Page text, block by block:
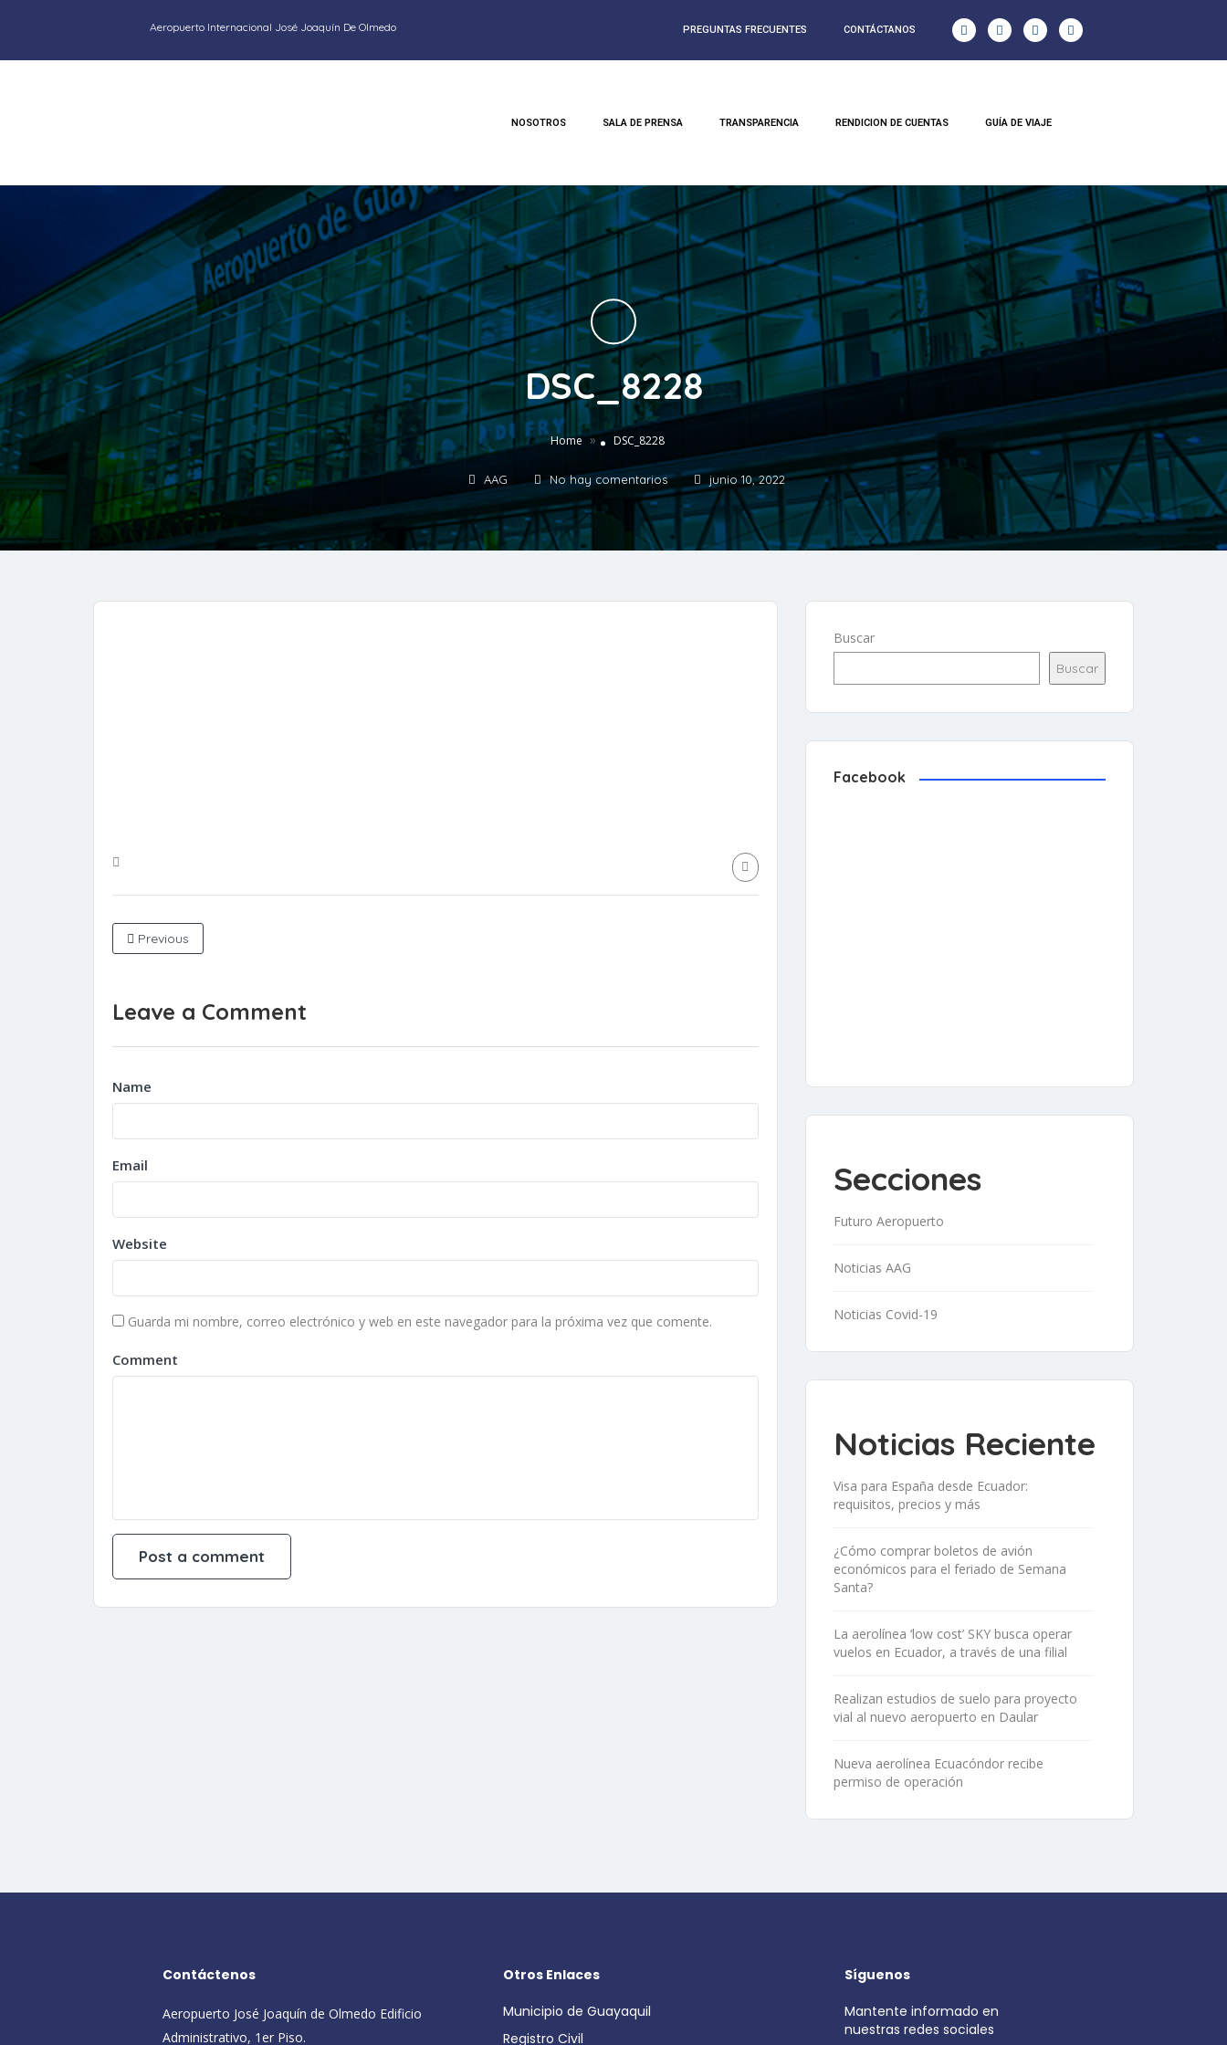
Aeropuerto Internacional José Joaquín De Olmedo PREGUNTAS FRECUENTES CONTÁCTANOS
NOSOTROS SALA DE PRENSA TRANSPARENCIA RENDICION DE CUENTAS GUÍA DE VIAJE
DSC_8228
Home » DSC_8228
AAG No hay comentarios junio 10, 2022
Previous
Leave a Comment
Name
Email
Website
Guarda mi nombre, correo electrónico y web en este navegador para la próxima vez que comente.
Comment
Buscar
Buscar
Facebook
Secciones
Futuro Aeropuerto
Noticias AAG
Noticias Covid-19
Noticias Reciente
Visa para España desde Ecuador:
requisitos, precios y más
¿Cómo comprar boletos de avión
económicos para el feriado de Semana
Santa?
La aerolínea ‘low cost’ SKY busca operar
vuelos en Ecuador, a través de una filial
Realizan estudios de suelo para proyecto
vial al nuevo aeropuerto en Daular
Nueva aerolínea Ecuacóndor recibe
permiso de operación
Contáctenos
Aeropuerto José Joaquín de Olmedo Edificio
Administrativo, 1er Piso.
Otros Enlaces
Municipio de Guayaquil
Registro Civil
Síguenos
Mantente informado en
nuestras redes sociales